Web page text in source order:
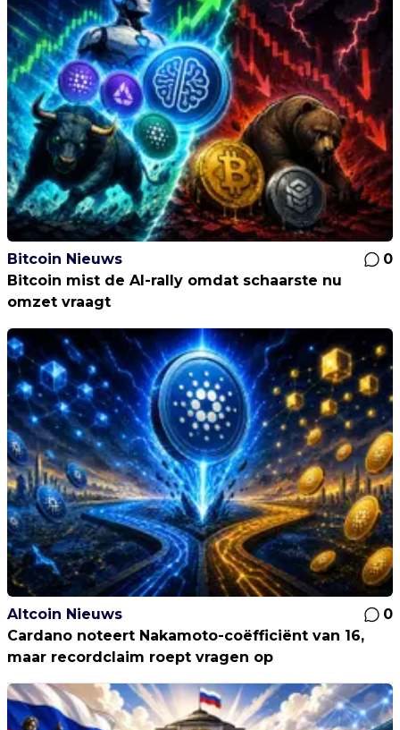
Bitcoin Nieuws
0
Bitcoin mist de AI-rally omdat schaarste nu
omzet vraagt
Altcoin Nieuws
0
Cardano noteert Nakamoto-coëfficiënt van 16,
maar recordclaim roept vragen op